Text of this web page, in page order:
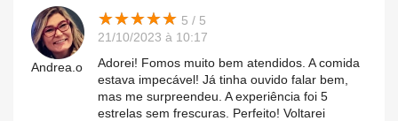
Andrea.o
★★★★★
★★★★★ 5 / 5
21/10/2023 à 10:17
Adorei! Fomos muito bem atendidos. A comida
estava impecável! Já tinha ouvido falar bem,
mas me surpreendeu. A experiência foi 5
estrelas sem frescuras. Perfeito! Voltarei